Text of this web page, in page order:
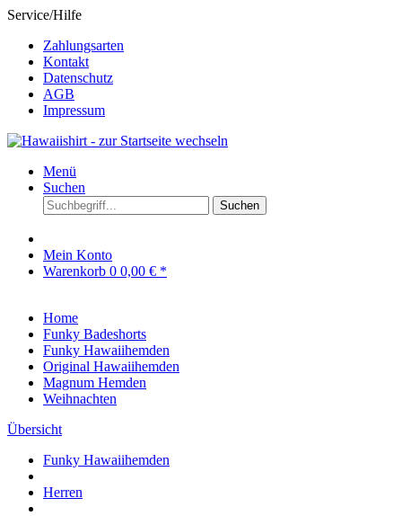
Service/Hilfe
Zahlungsarten
Kontakt
Datenschutz
AGB
Impressum
Menü
Suchen
Suchen
Mein Konto
Warenkorb 0 0,00 € *
Home
Funky Badeshorts
Funky Hawaiihemden
Original Hawaiihemden
Magnum Hemden
Weihnachten
Übersicht
Funky Hawaiihemden
Herren